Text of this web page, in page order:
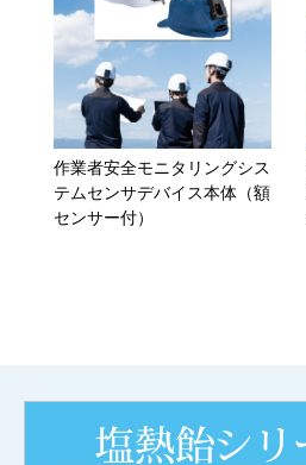
作業者安全モニタリングシス
テムセンサデバイス本体（額
センサー付）